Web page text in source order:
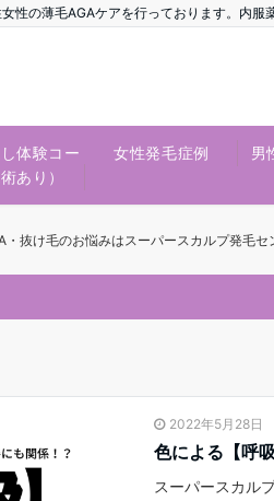
性の薄毛AGAケアを行っております。内服
体験コー
あり）
女性発毛症例 男
抜け毛のお悩みはスーパースカルプ発毛セ
2022年5月28日
色による【呼
スーパースカル